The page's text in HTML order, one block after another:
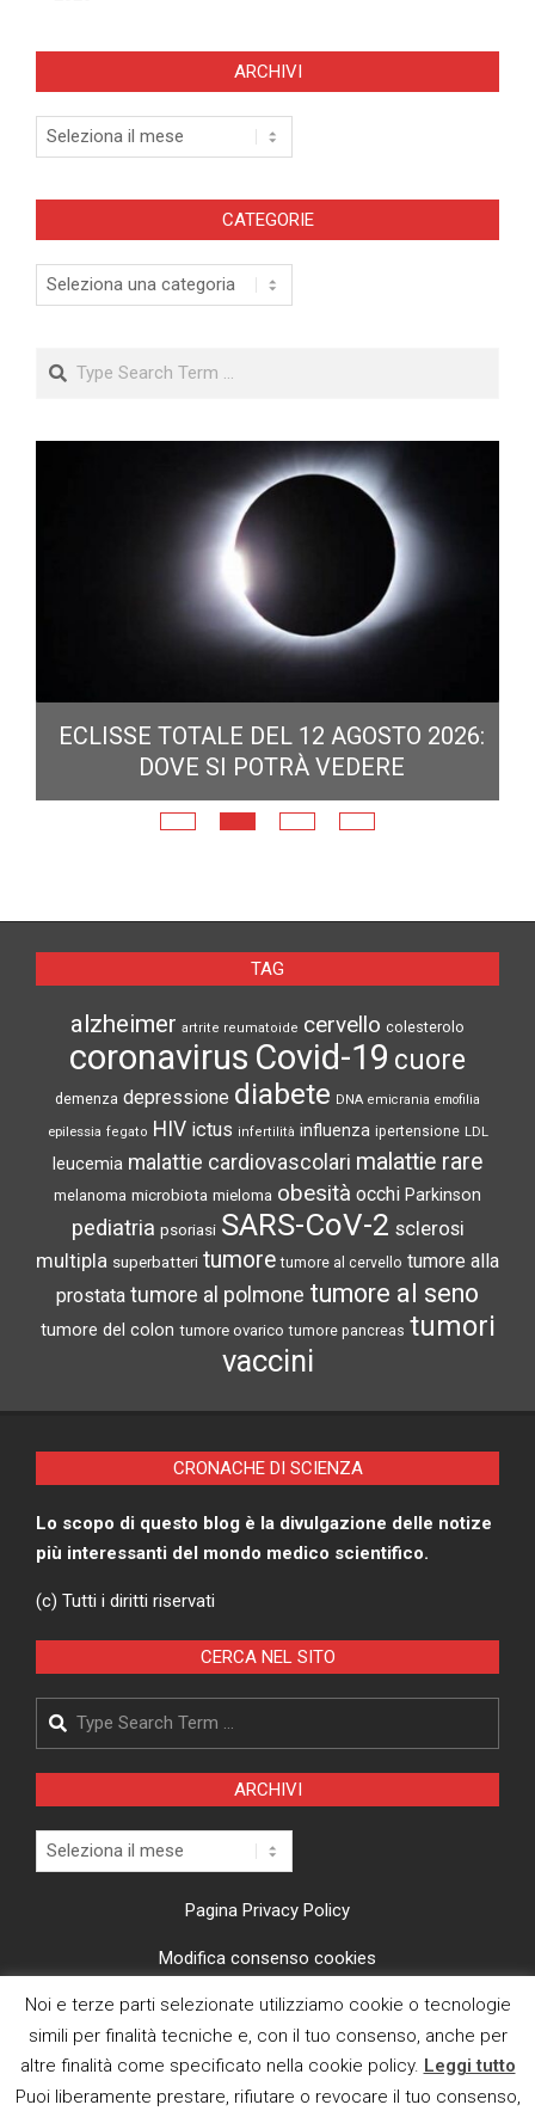
ARCHIVI
Archivi
CATEGORIE
Categorie
Search
ECLISSE TOTALE DEL 12 AGOSTO 2026:
DOVE SI POTRÀ VEDERE
TAG
alzheimer artrite reumatoide cervello colesterolo
coronavirus Covid-19 cuore
demenza depressione diabete DNA emicrania emofilia
epilessia fegato HIV ictus infertilità influenza ipertensione LDL
leucemia malattie cardiovascolari malattie rare
melanoma microbiota mieloma obesità occhi Parkinson
pediatria psoriasi SARS-CoV-2 sclerosi
multipla superbatteri tumore tumore al cervello tumore alla
prostata tumore al polmone tumore al seno
tumore del colon tumore ovarico tumore pancreas tumori
vaccini
CRONACHE DI SCIENZA
Lo scopo di questo blog è la divulgazione delle notize
più interessanti del mondo medico scientifico.
(c) Tutti i diritti riservati
CERCA NEL SITO
Search
ARCHIVI
Archivi
Pagina Privacy Policy
Modifica consenso cookies
CI TROVI ANCHE SU
Noi e terze parti selezionate utilizziamo cookie o tecnologie
simili per finalità tecniche e, con il tuo consenso, anche per
altre finalità come specificato nella cookie policy. Leggi tutto
Puoi liberamente prestare, rifiutare o revocare il tuo consenso,